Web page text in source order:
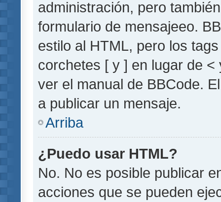
administración, pero
formulario de mensajeeo.
estilo al HTML, pero los
corchetes [ y ] en lugar de
ver el manual de BBCode.
a publicar un mensaje.
Arriba
¿Puedo usar HTML?
No. No es posible publicar
acciones que se pueden